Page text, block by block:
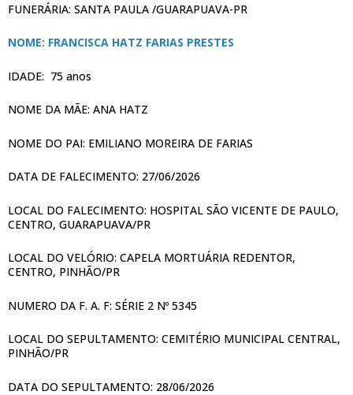
FUNERÁRIA: SANTA PAULA /GUARAPUAVA-PR
NOME: FRANCISCA HATZ FARIAS PRESTES
IDADE: 75 anos
NOME DA MÃE: ANA HATZ
NOME DO PAI: EMILIANO MOREIRA DE FARIAS
DATA DE FALECIMENTO: 27/06/2026
LOCAL DO FALECIMENTO: HOSPITAL SÃO VICENTE DE PAULO,
CENTRO, GUARAPUAVA/PR
LOCAL DO VELÓRIO: CAPELA MORTUÁRIA REDENTOR,
CENTRO, PINHÃO/PR
NUMERO DA F. A. F: SÉRIE 2 Nº 5345
LOCAL DO SEPULTAMENTO: CEMITÉRIO MUNICIPAL CENTRAL,
PINHÃO/PR
DATA DO SEPULTAMENTO: 28/06/2026